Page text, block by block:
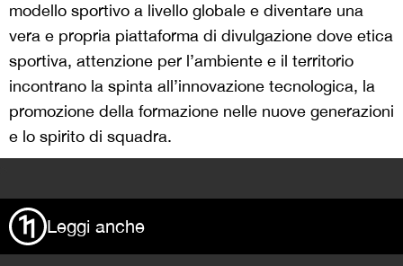
modello sportivo a livello globale e diventare una
vera e propria piattaforma di divulgazione dove etica
sportiva, attenzione per l’ambiente e il territorio
incontrano la spinta all’innovazione tecnologica, la
promozione della formazione nelle nuove generazioni
e lo spirito di squadra.
Leggi anche